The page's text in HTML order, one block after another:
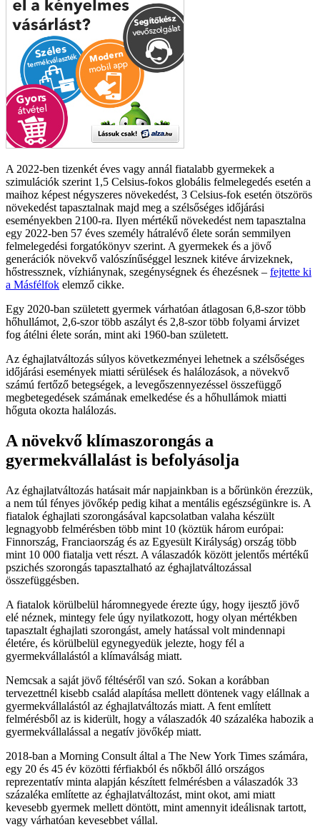
A 2022-ben tizenkét éves vagy annál fiatalabb gyermekek a
szimulációk szerint 1,5 Celsius-fokos globális felmelegedés esetén a
maihoz képest négyszeres növekedést, 3 Celsius-fok esetén ötszörös
növekedést tapasztalnak majd meg a szélsőséges időjárási
eseményekben 2100-ra. Ilyen mértékű növekedést nem tapasztalna
egy 2022-ben 57 éves személy hátralévő élete során semmilyen
felmelegedési forgatókönyv szerint. A gyermekek és a jövő
generációk növekvő valószínűséggel lesznek kitéve árvizeknek,
hőstressznek, vízhiánynak, szegénységnek és éhezésnek – fejtette ki
a Másfélfok elemző cikke.
Egy 2020-ban született gyermek várhatóan átlagosan 6,8-szor több
hőhullámot, 2,6-szor több aszályt és 2,8-szor több folyami árvizet
fog átélni élete során, mint aki 1960-ban született.
Az éghajlatváltozás súlyos következményei lehetnek a szélsőséges
időjárási események miatti sérülések és halálozások, a növekvő
számú fertőző betegségek, a levegőszennyezéssel összefüggő
megbetegedések számának emelkedése és a hőhullámok miatti
hőguta okozta halálozás.
A növekvő klímaszorongás a
gyermekvállalást is befolyásolja
Az éghajlatváltozás hatásait már napjainkban is a bőrünkön érezzük,
a nem túl fényes jövőkép pedig kihat a mentális egészségünkre is. A
fiatalok éghajlati szorongásával kapcsolatban valaha készült
legnagyobb felmérésben több mint 10 (köztük három európai:
Finnország, Franciaország és az Egyesült Királyság) ország több
mint 10 000 fiatalja vett részt. A válaszadók között jelentős mértékű
pszichés szorongás tapasztalható az éghajlatváltozással
összefüggésben.
A fiatalok körülbelül háromnegyede érezte úgy, hogy ijesztő jövő
elé néznek, mintegy fele úgy nyilatkozott, hogy olyan mértékben
tapasztalt éghajlati szorongást, amely hatással volt mindennapi
életére, és körülbelül egynegyedük jelezte, hogy fél a
gyermekvállalástól a klímaválság miatt.
Nemcsak a saját jövő féltéséről van szó. Sokan a korábban
tervezettnél kisebb család alapítása mellett döntenek vagy elállnak a
gyermekvállalástól az éghajlatváltozás miatt. A fent említett
felmérésből az is kiderült, hogy a válaszadók 40 százaléka habozik a
gyermekvállalással a negatív jövőkép miatt.
2018-ban a Morning Consult által a The New York Times számára,
egy 20 és 45 év közötti férfiakból és nőkből álló országos
reprezentatív minta alapján készített felmérésben a válaszadók 33
százaléka említette az éghajlatváltozást, mint okot, ami miatt
kevesebb gyermek mellett döntött, mint amennyit ideálisnak tartott,
vagy várhatóan kevesebbet vállal.